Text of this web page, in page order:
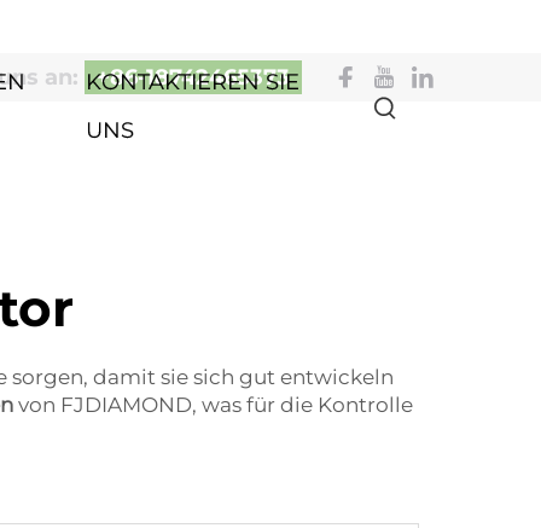
an: +86-18742465373
KONTAKTIEREN SIE
UNS
sorgen, damit sie sich gut entwickeln
von FJDIAMOND, was für die Kontrolle